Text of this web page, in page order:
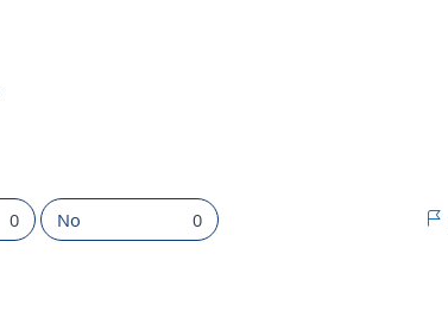
0 No 0